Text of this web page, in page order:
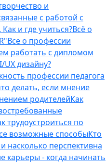
и
с работой с
и где учиться?Всё о
Все о профессии
работать с дипломом
UX дизайну?
профессии педагога
делать, если мнение
родителейКак
трудоустроиться по
возможные способыКто
насколько перспективна
карьеры - когда начинать